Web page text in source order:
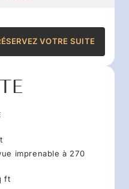
VOTRE SUITE
imprenable à 270
ft